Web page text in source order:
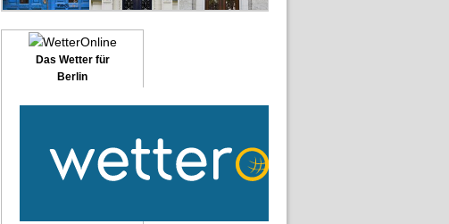
Das Wetter für
Berlin